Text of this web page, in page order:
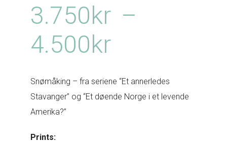
3.750kr –
4.500kr
3.750kr
til
Snømåking – fra seriene “Et annerledes
Stavanger” og “Et døende Norge i et levende
Amerika?”
Prints: